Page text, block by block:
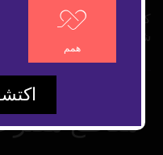
كشفت دراسة حديثة أن
شبيهة بالحليب، بل وأفضل منه
مقاطع
همم